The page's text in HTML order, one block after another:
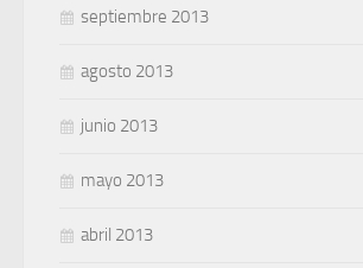
septiembre 2013
agosto 2013
junio 2013
mayo 2013
abril 2013